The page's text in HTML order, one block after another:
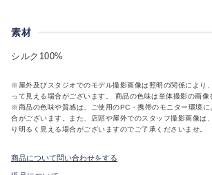
素材
シルク100%
※屋外及びスタジオでのモデル撮影画像は照明の関係により
って見える場合がございます。 商品の色味は単体撮影の画像
※商品の色味や質感は、ご使用のPC・携帯のモニター環境
合がございます。また、店頭や屋外でのスタッフ撮影画像は
り明るく見える場合がございますのでご了承くださいませ。
商品について問い合わせをする